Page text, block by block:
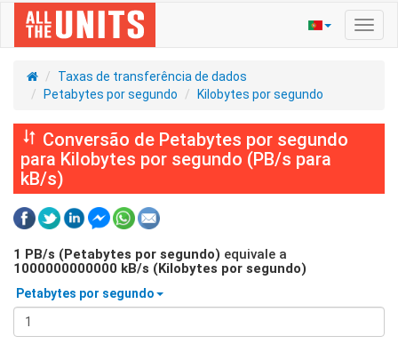
Taxas de transferência de dados
Petabytes por segundo
Kilobytes por segundo
Conversão de Petabytes por segundo
para Kilobytes por segundo (PB/s para
kB/s)
1 PB/s (Petabytes por segundo) equivale a
1000000000000 kB/s (Kilobytes por segundo)
Petabytes por segundo